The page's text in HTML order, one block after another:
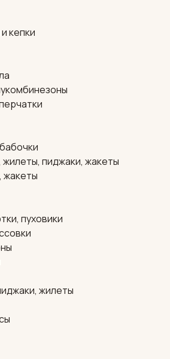
кепки
пиджаки, жакеты
пуховики
жилеты